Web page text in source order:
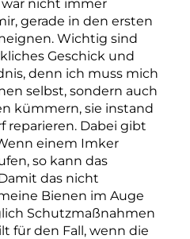
nicht immer
gerade in den ersten
Wichtig sind
Geschick und
denn ich muss mich
selbst, sondern auch
kümmern, sie instand
reparieren. Dabei gibt
einem Imker
so kann das
das nicht
Bienen im Auge
Schutzmaßnahmen
für den Fall, wenn die